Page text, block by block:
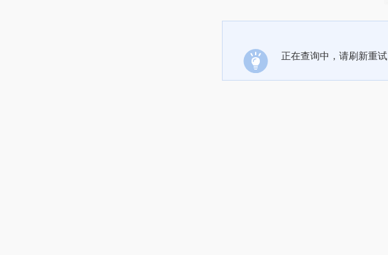
正在查询中，请刷新重试